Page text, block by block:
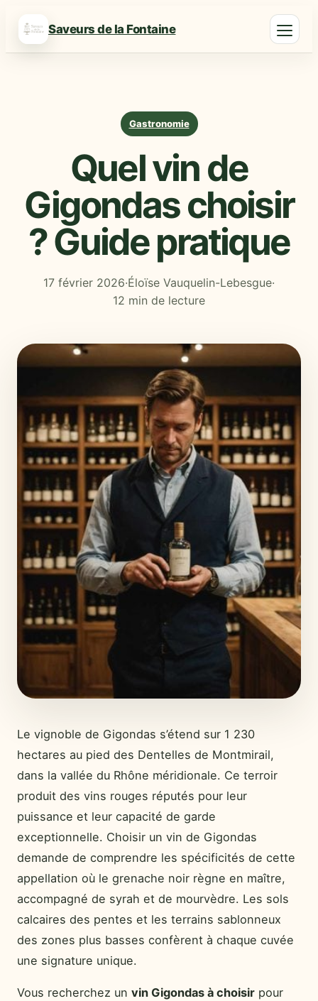
Saveurs de la Fontaine
Gastronomie
Quel vin de
Gigondas choisir
? Guide pratique
17 février 2026·Éloïse Vauquelin-Lebesgue·
12 min de lecture
Le vignoble de Gigondas s’étend sur 1 230
hectares au pied des Dentelles de Montmirail,
dans la vallée du Rhône méridionale. Ce terroir
produit des vins rouges réputés pour leur
puissance et leur capacité de garde
exceptionnelle. Choisir un vin de Gigondas
demande de comprendre les spécificités de cette
appellation où le grenache noir règne en maître,
accompagné de syrah et de mourvèdre. Les sols
calcaires des pentes et les terrains sablonneux
des zones plus basses confèrent à chaque cuvée
une signature unique.
Vous recherchez un vin Gigondas à choisir pour